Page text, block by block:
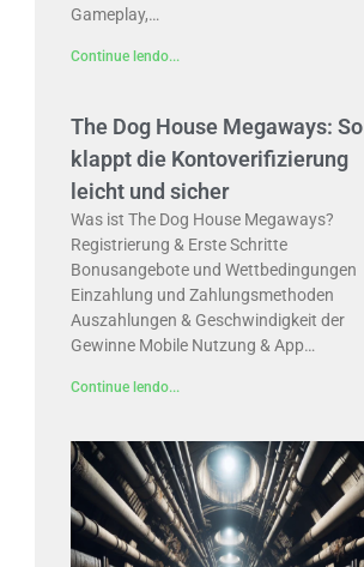
Gameplay,…
Continue lendo...
The Dog House Megaways: So
klappt die Kontoverifizierung
leicht und sicher
Was ist The Dog House Megaways?
Registrierung & Erste Schritte
Bonusangebote und Wettbedingungen
Einzahlung und Zahlungsmethoden
Auszahlungen & Geschwindigkeit der
Gewinne Mobile Nutzung & App…
Continue lendo...